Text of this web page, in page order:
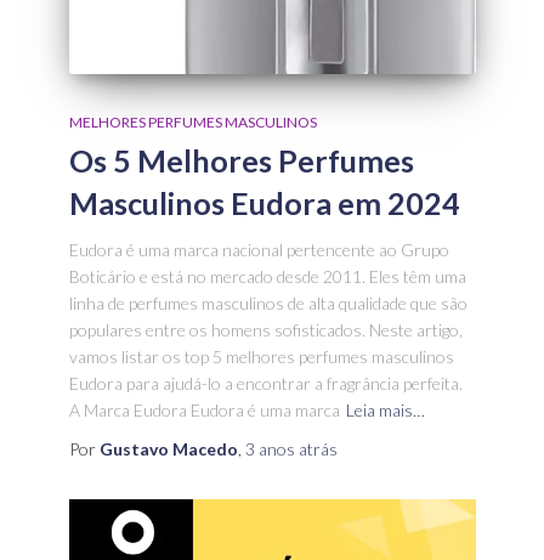
MELHORES PERFUMES MASCULINOS
Os 5 Melhores Perfumes
Masculinos Eudora em 2024
Eudora é uma marca nacional pertencente ao Grupo
Boticário e está no mercado desde 2011. Eles têm uma
linha de perfumes masculinos de alta qualidade que são
populares entre os homens sofisticados. Neste artigo,
vamos listar os top 5 melhores perfumes masculinos
Eudora para ajudá-lo a encontrar a fragrância perfeita.
A Marca Eudora Eudora é uma marca Leia mais…
Por Gustavo Macedo 3 anos atrás